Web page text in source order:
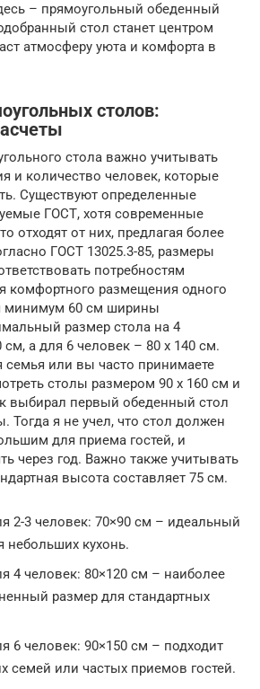
– прямоугольный обеденный
стол станет центром
атмосферу уюта и комфорта в
столов:
стола важно учитывать
и количество человек, которые
Существуют определенные
ГОСТ, хотя современные
отходят от них, предлагая более
ГОСТ 13025.3-85, размеры
потребностям
комфортного размещения одного
минимум 60 см ширины
размер стола на 4
см, а для 6 человек – 80 x 140 см.
семья или вы часто принимаете
столы размером 90 x 160 см и
выбирал первый обеденный стол
Тогда я не учел, что стол должен
для приема гостей, и
через год. Важно также учитывать
высота составляет 75 см.
2-3 человек: 70×90 см – идеальный
небольших кухонь.
4 человек: 80×120 см – наиболее
размер для стандартных
6 человек: 90×150 см – подходит
семей или частых приемов гостей.